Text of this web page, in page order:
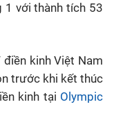
1 với thành tích 53
điền kinh Việt Nam
trước khi kết thúc
kinh tại Olympic